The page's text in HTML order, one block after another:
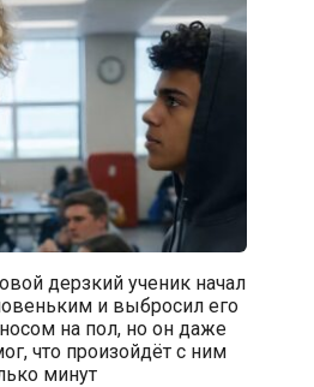
дерзкий ученик начал
и выбросил его
на пол, но он даже
что произойдёт с ним
минут